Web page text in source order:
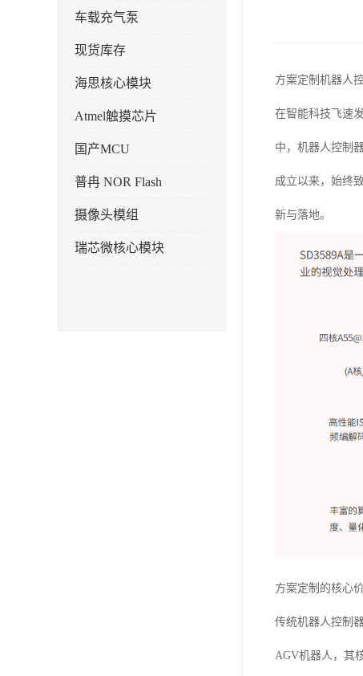
车载充气泵
现货库存
海思核心模块
Atmel触摸芯片
国产MCU
普冉 NOR Flash
摄像头模组
瑞芯微核心模块
方案定制机器人
在智能科技飞速
中，机器人控制
成立以来，始终
新与落地。
方案定制的核心
传统机器人控制
AGV机器人，其